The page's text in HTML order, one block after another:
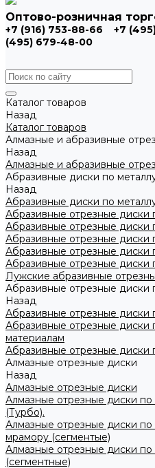
Оптово-розничная
+7 (916) 753-88-66 +7
(495) 679-48-00
Каталог товаров
Назад
Каталог товаров
Алмазные и абразивные
Назад
Алмазные и абразивные
Абразивные диски по
Назад
Абразивные диски по
Абразивные отрезные
Абразивные отрезные
Абразивные отрезные диски
Абразивные отрезные диски
Абразивные отрезные диски
Лужские абразивные
Абразивные отрезные диски
Назад
Абразивные отрезные диски
Абразивные отрезные диски
материалам
Абразивные отрезные диски
Алмазные отрезные диски
Назад
Алмазные отрезные диски
Алмазные отрезные диски
(Турбо).
Алмазные отрезные диски по
мрамору (сегментые)
Алмазные отрезные диски по
(сегментные)